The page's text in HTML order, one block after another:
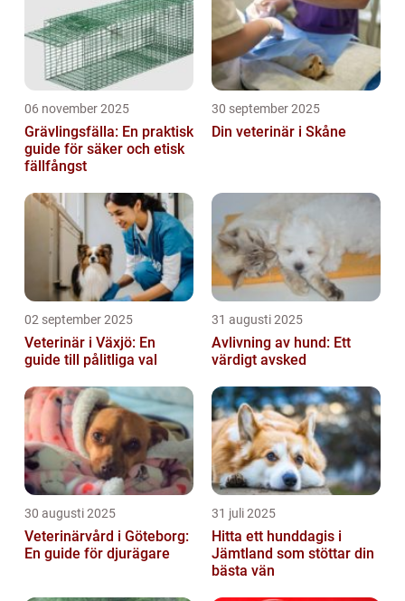
06 november 2025
Grävlingsfälla: En praktisk
guide för säker och etisk
fällfångst
30 september 2025
Din veterinär i Skåne
02 september 2025
Veterinär i Växjö: En
guide till pålitliga val
31 augusti 2025
Avlivning av hund: Ett
värdigt avsked
30 augusti 2025
Veterinärvård i Göteborg:
En guide för djurägare
31 juli 2025
Hitta ett hunddagis i
Jämtland som stöttar din
bästa vän